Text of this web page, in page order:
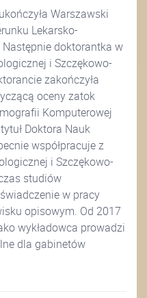
Warszawski
Lekarsko-
doktorantka w
i Szczękowo-
zakończyła
oceny zatok
Komputerowej
Doktora Nauk
współpracuje z
i Szczękowo-
studiów
w pracy
opisowym. Od 2017
wykładowca prowadzi
dla gabinetów